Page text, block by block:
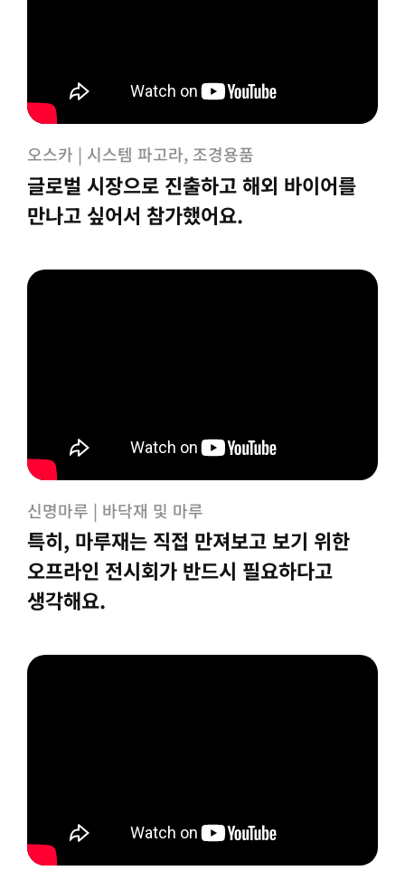
오스카 | 시스템 파고라, 조경용품
글로벌 시장으로 진출하고 해외 바이어를
만나고 싶어서 참가했어요.
신명마루 | 바닥재 및 마루
특히, 마루재는 직접 만져보고 보기 위한
오프라인 전시회가 반드시 필요하다고
생각해요.